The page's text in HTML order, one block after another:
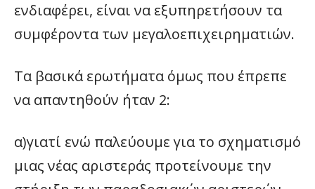
ενδιαφέρει, είναι να εξυπηρετήσουν τα
συμφέροντα των μεγαλοεπιχειρηματιών.
Τα βασικά ερωτήματα όμως που έπρεπε
να απαντηθούν ήταν 2:
α)γιατί ενώ παλεύουμε για το σχηματισμό
μιας νέας αριστεράς προτείνουμε την